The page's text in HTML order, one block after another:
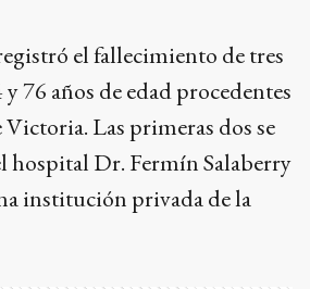
el fallecimiento de tres
76 años de edad procedentes
Las primeras dos se
hospital Dr. Fermín Salaberry
institución privada de la